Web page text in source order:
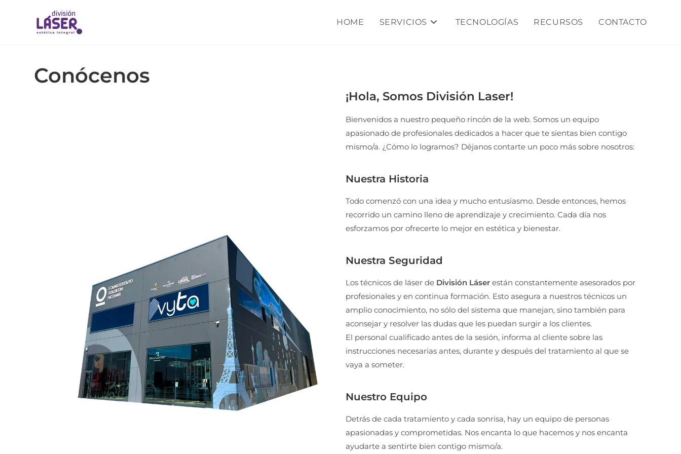
HOME SERVICIOS TECNOLOGÍAS RECURSOS CONTACTO
Conócenos
¡Hola, Somos División Laser!
Bienvenidos a nuestro pequeño rincón de la web. Somos un equipo
apasionado de profesionales dedicados a hacer que te sientas bien contigo
mismo/a. ¿Cómo lo logramos? Déjanos contarte un poco más sobre nosotros:
Nuestra Historia
Todo comenzó con una idea y mucho entusiasmo. Desde entonces, hemos
recorrido un camino lleno de aprendizaje y crecimiento. Cada día nos
esforzamos por ofrecerte lo mejor en estética y bienestar.
Nuestra Seguridad
Los técnicos de láser de División Láser están constantemente asesorados por
profesionales y en continua formación. Esto asegura a nuestros técnicos un
amplio conocimiento, no sólo del sistema que manejan, sino también para
aconsejar y resolver las dudas que les puedan surgir a los clientes.
El personal cualificado antes de la sesión, informa al cliente sobre las
instrucciones necesarias antes, durante y después del tratamiento al que se
vaya a someter.
Nuestro Equipo
Detrás de cada tratamiento y cada sonrisa, hay un equipo de personas
apasionadas y comprometidas. Nos encanta lo que hacemos y nos encanta
ayudarte a sentirte bien contigo mismo/a.